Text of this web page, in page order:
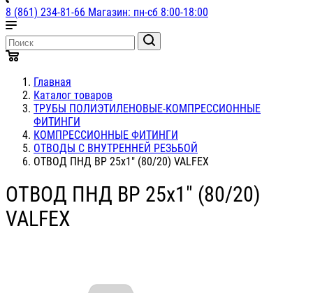
8 (861) 234-81-66 Магазин: пн-сб 8:00-18:00
Главная
Каталог товаров
ТРУБЫ ПОЛИЭТИЛЕНОВЫЕ-КОМПРЕССИОННЫЕ
ФИТИНГИ
КОМПРЕССИОННЫЕ ФИТИНГИ
ОТВОДЫ С ВНУТРЕННЕЙ РЕЗЬБОЙ
ОТВОД ПНД ВР 25х1" (80/20) VALFEX
ОТВОД ПНД ВР 25х1" (80/20)
VALFEX